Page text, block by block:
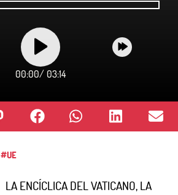
00:00/ 03:14
#UE
LA ENCÍCLICA DEL VATICANO, LA